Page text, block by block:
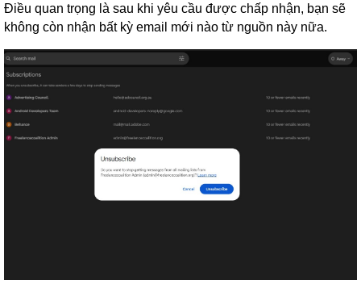
Điều quan trọng là sau khi yêu cầu được chấp nhận, bạn sẽ
không còn nhận bất kỳ email mới nào từ nguồn này nữa.